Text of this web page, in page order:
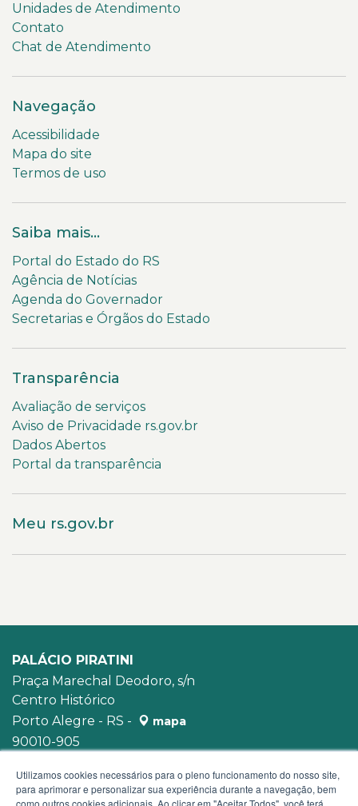
Unidades de Atendimento
Contato
Chat de Atendimento
Navegação
Acessibilidade
Mapa do site
Termos de uso
Saiba mais...
Portal do Estado do RS
Agência de Notícias
Agenda do Governador
Secretarias e Órgãos do Estado
Transparência
Avaliação de serviços
Aviso de Privacidade rs.gov.br
Dados Abertos
Portal da transparência
Meu rs.gov.br
PALÁCIO PIRATINI
Praça Marechal Deodoro, s/n
Centro Histórico
Porto Alegre - RS -
mapa
90010-905
Utilizamos cookies necessários para o pleno funcionamento do nosso site,
para aprimorar e personalizar sua experiência durante a navegação, bem
como outros cookies adicionais. Ao clicar em "Aceitar Todos", você terá